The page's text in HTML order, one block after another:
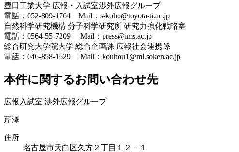
豊田工業大学 広報・入試室渉外広報グループ
電話：052-809-1764 Mail：s-koho@toyota-ti.ac.jp
自然科学研究機構 分子科学研究所 研究力強化戦略室
電話：0564-55-7209 Mail：press@ims.ac.jp
総合研究大学院大学 総合企画課 広報社会連携係
電話：046-858-1629 Mail：kouhou1 @ml.soken.ac.jp
本件に関するお問い合わせ先
広報入試室 渉外広報グループ
芹澤
住所
名古屋市天白区久方２丁目１２－１